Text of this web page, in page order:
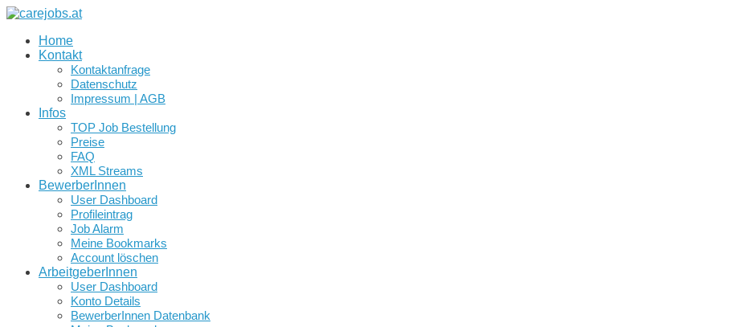
Home
Kontakt
Kontaktanfrage
Datenschutz
Impressum | AGB
Infos
TOP Job Bestellung
Preise
FAQ
XML Streams
BewerberInnen
User Dashboard
Profileintrag
Job Alarm
Meine Bookmarks
Account löschen
ArbeitgeberInnen
User Dashboard
Konto Details
BewerberInnen Datenbank